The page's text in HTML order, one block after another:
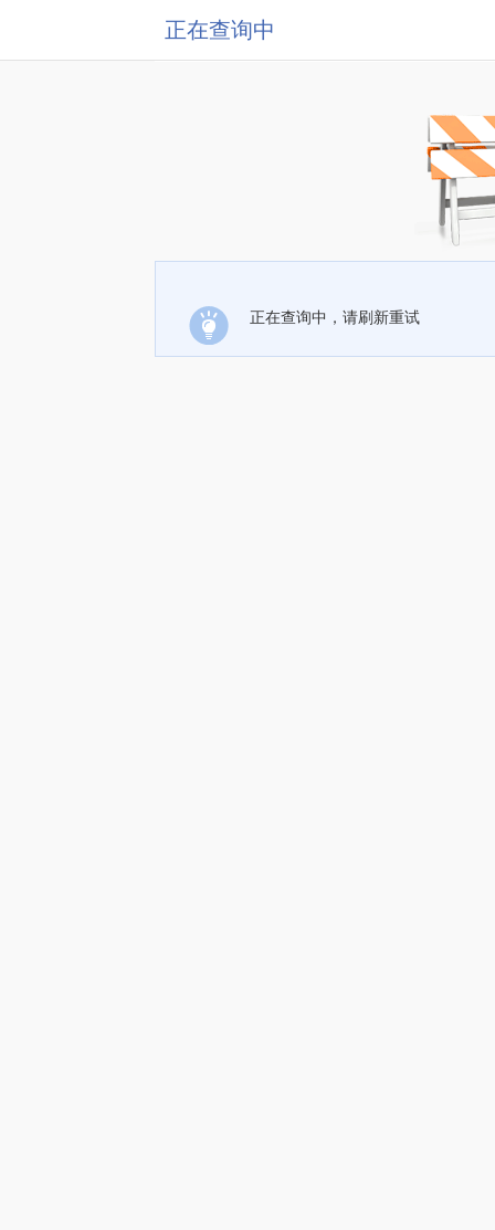
正在查询中
正在查询中，请刷新重试